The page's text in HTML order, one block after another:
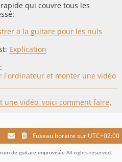
qui couvre tous les
à la guitare pour les nuls
Explication
l'ordinateur et monter une vidéo
une vidéo, voici comment faire.
Fuseau horaire sur UTC+02:00
de guitare improvisée All rights reserved.